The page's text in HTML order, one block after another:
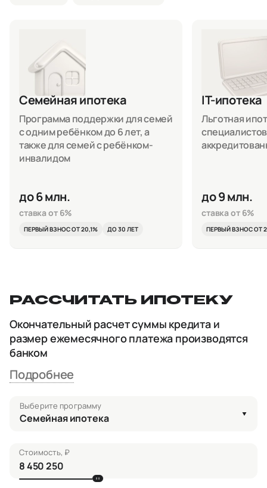
Семейная ипотека
Программа поддержки для семей
с одним ребёнком до 6 лет, а
также для семей с ребёнком-
инвалидом
до 6 млн.
ставка от 6%
ПЕРВЫЙ ВЗНОС ОТ 20,1% ДО 30 ЛЕТ
IT-ипотека
Льготная
до 9 млн.
ставка от 6%
ПЕРВЫЙ ВЗНОС ОТ
РАССЧИТАТЬ ИПОТЕКУ
Окончательный расчет суммы кредита и
размер ежемесячного платежа производятся
банком
Подробнее
Выберите программу
Семейная ипотека
Стоимость, ₽